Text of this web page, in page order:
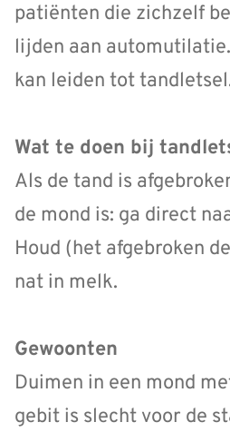
patiënten die zichzelf
lijden aan
kan leiden tot
Wat te doen bij
Als de tand is
de mond is: ga direct
Houd (het afgebroken
nat in melk.
Gewoonten
Duimen in een mond
gebit is slecht voor de